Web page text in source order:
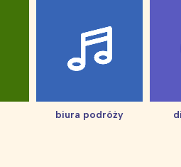
biura podróży